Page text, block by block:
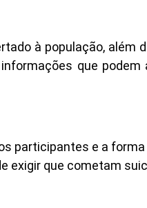
à população,
que podem
participantes e a
que cometam